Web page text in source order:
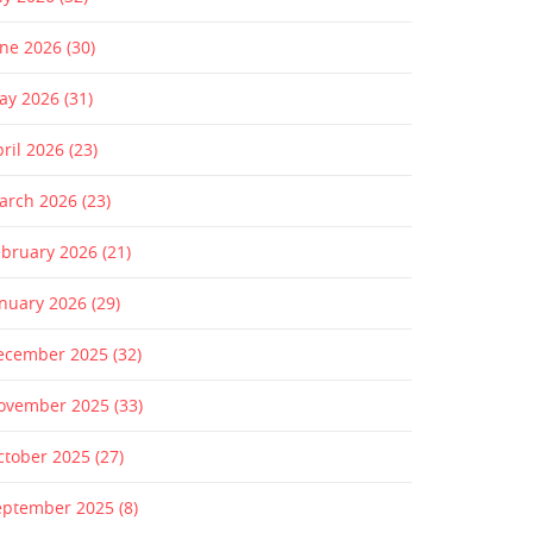
2026 (30)
2026 (31)
2026 (23)
2026 (23)
2026 (21)
2026 (29)
2025 (32)
2025 (33)
2025 (27)
2025 (8)